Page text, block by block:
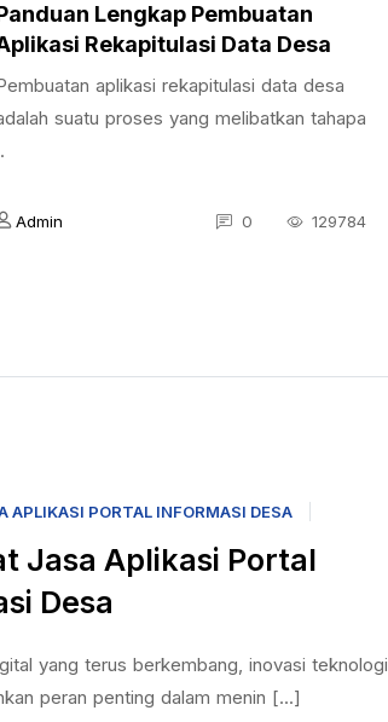
Lengkap Pembuatan
Rekapitulasi Data Desa
aplikasi rekapitulasi data desa
suatu proses yang melibatkan tahapa
Admin 0 129784
APLIKASI PORTAL INFORMASI DESA
Jasa Aplikasi Portal
Desa
yang terus berkembang, inovasi teknologi
peran penting dalam menin [...]